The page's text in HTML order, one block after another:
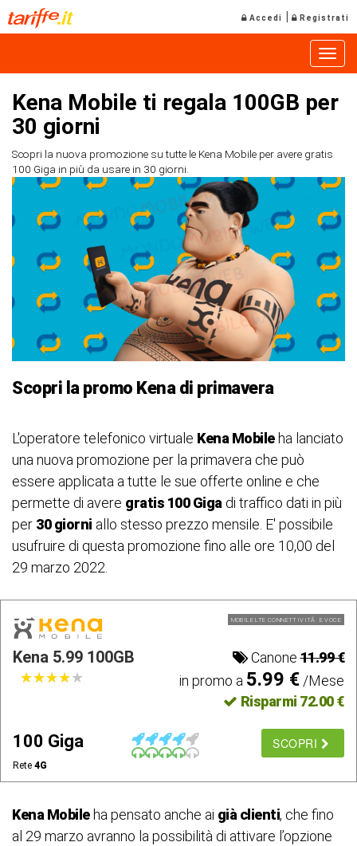
Accedi | Registrati
Kena Mobile ti regala 100GB per
30 giorni
Scopri la nuova promozione su tutte le Kena Mobile per avere gratis
100 Giga in più da usare in 30 giorni.
Scopri la promo Kena di primavera
L'operatore telefonico virtuale Kena Mobileha lanciato
una nuova promozione per la primavera che può
essere applicata a tutte le sue offerte online e che
permette di avere gratis 100 Gigadi traffico dati in più
per 30 giorni allo stesso prezzo mensile. E' possibile
usufruire di questa promozione fino alle ore 10,00 del
29 marzo 2022.
MOBILE LTE CONNETTIVITÃ E VOCE
Kena 5.99 100GB Canone11.99 €
★★★★★
★★★★★ in promo a 5.99 €/Mese
Risparmi 72.00 €
100 Giga
Rete 4G
SCOPRI
Kena Mobileha pensato anche ai già clienti, che fino
al 29 marzo avranno la possibilità di attivare l’opzione